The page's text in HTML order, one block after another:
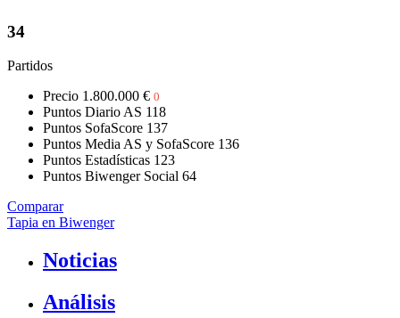
34
Partidos
Precio 1.800.000 € 0
Puntos Diario AS 118
Puntos SofaScore 137
Puntos Media AS y SofaScore 136
Puntos Estadísticas 123
Puntos Biwenger Social 64
Comparar
Tapia en Biwenger
Noticias
Análisis